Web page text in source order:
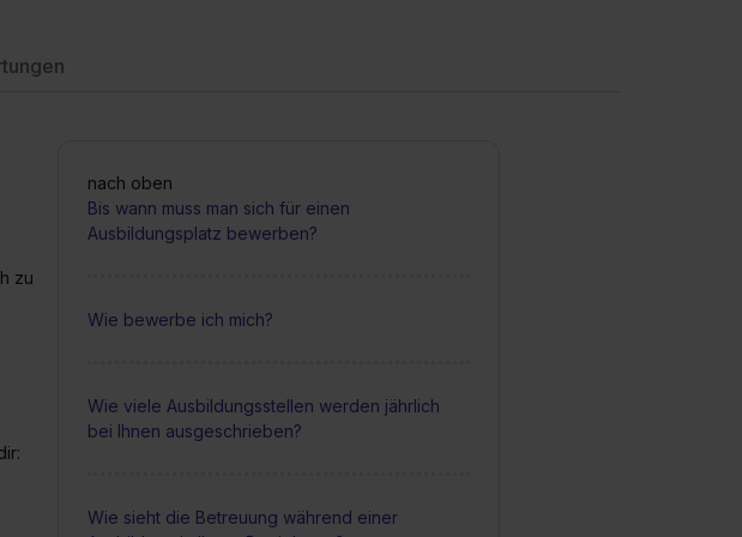
nach oben
Bis wann muss man sich für einen
Ausbildungsplatz bewerben?
Wie bewerbe ich mich?
Wie viele Ausbildungsstellen werden jährlich
bei Ihnen ausgeschrieben?
Wie sieht die Betreuung während einer
zu